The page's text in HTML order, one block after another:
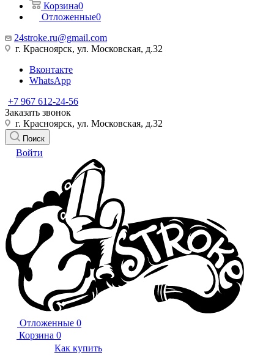
Корзина0
Отложенные0
24stroke.ru@gmail.com
г. Красноярск, ул. Московская, д.32
Вконтакте
WhatsApp
+7 967 612-24-56
Заказать звонок
г. Красноярск, ул. Московская, д.32
Поиск
Войти
Отложенные 0
Корзина 0
Как купить